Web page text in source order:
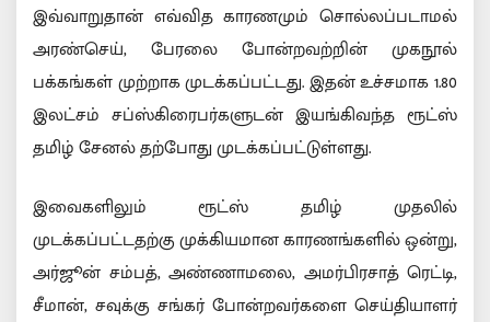
இவ்வாறுதான் எவ்வித காரணமும் சொல்லப்படாமல்
அரண்செய், பேரலை போன்றவற்றின் முகநூல்
பக்கங்கள் முற்றாக முடக்கப்பட்டது. இதன் உச்சமாக 1.80
இலட்சம் சப்ஸ்கிரைபர்களுடன் இயங்கிவந்த ரூட்ஸ்
தமிழ் சேனல் தற்போது முடக்கப்பட்டுள்ளது.
இவைகளிலும் ரூட்ஸ் தமிழ் முதலில்
முடக்கப்பட்டதற்கு முக்கியமான காரணங்களில் ஒன்று,
அர்ஜூன் சம்பத், அண்ணாமலை, அமர்பிரசாத் ரெட்டி,
சீமான், சவுக்கு சங்கர் போன்றவர்களை செய்தியாளர்